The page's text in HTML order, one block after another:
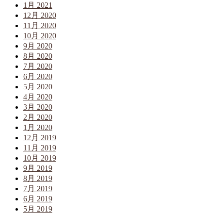
1月 2021
12月 2020
11月 2020
10月 2020
9月 2020
8月 2020
7月 2020
6月 2020
5月 2020
4月 2020
3月 2020
2月 2020
1月 2020
12月 2019
11月 2019
10月 2019
9月 2019
8月 2019
7月 2019
6月 2019
5月 2019